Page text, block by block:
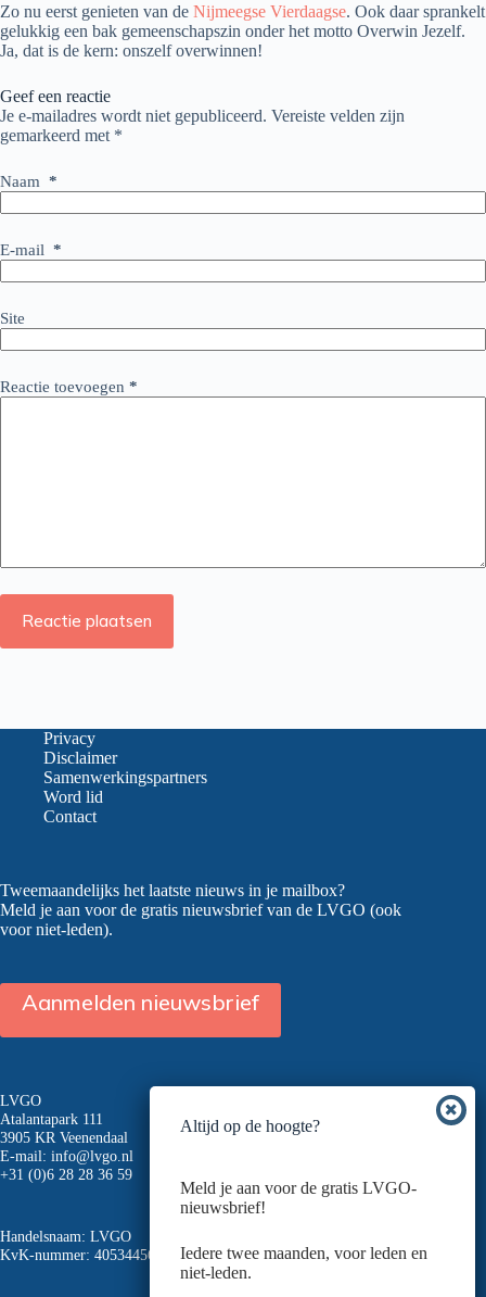
Zo nu eerst genieten van de Nijmeegse Vierdaagse. Ook daar sprankelt
gelukkig een bak gemeenschapszin onder het motto Overwin Jezelf.
Ja, dat is de kern: onszelf overwinnen!
Geef een reactie
Je e-mailadres wordt niet gepubliceerd. Vereiste velden zijn
gemarkeerd met *
Naam *
E-mail *
Site
Reactie toevoegen *
Reactie plaatsen
Privacy
Disclaimer
Samenwerkingspartners
Word lid
Contact
Tweemaandelijks het laatste nieuws in je mailbox?
Meld je aan voor de gratis nieuwsbrief van de LVGO (ook
voor niet-leden).
Aanmelden nieuwsbrief
LVGO
Atalantapark 111
3905 KR Veenendaal
E-mail: info@lvgo.nl
+31 (0)6 28 28 36 59
Handelsnaam: LVGO
KvK-nummer: 40534456
Altijd op de hoogte?
Meld je aan voor de gratis LVGO-
nieuwsbrief!
Iedere twee maanden, voor leden en
niet-leden.